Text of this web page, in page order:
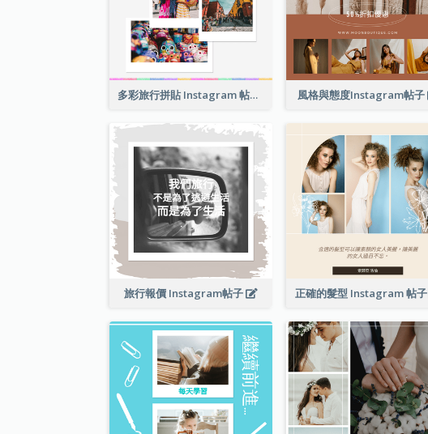
多彩旅行拼貼 Instagram 帖子 風格與態度Instagram帖子
旅行報價 Instagram帖子 正確的髮型 Instagram 帖子